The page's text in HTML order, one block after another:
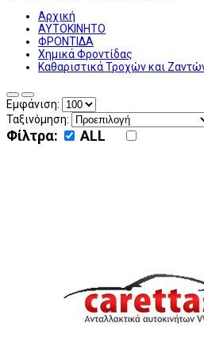
Αρχική
ΑΥΤΟΚΙΝΗΤΟ
ΦΡΟΝΤΙΔΑ
Χημικά Φροντίδας
Καθαριστικά Τροχών και
Εμφάνιση:
Ταξινόμηση:
Φίλτρα: ALL